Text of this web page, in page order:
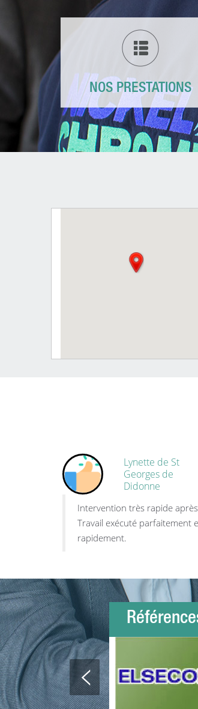
NOS PRESTATIONS
Lynette de St
Georges de
Didonne
Intervention très rapide
Travail exécuté parfaitement
rapidement.